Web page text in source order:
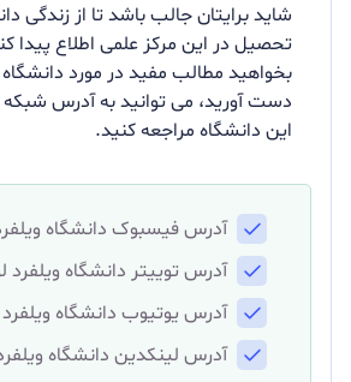
شاید برایتان جالب باشد تا از زندگی
تحصیل در این مرکز علمی اطلاع پیدا
بخواهید مطالب مفید در مورد دانشگاه
دست آورید، می توانید به آدرس
این دانشگاه مراجعه کنید.
آدرس فیسبوک دانشگاه
آدرس توییتر دانشگاه ویلفرد
آدرس یوتیوب دانشگاه ویلفرد
آدرس لینکدین دانشگاه